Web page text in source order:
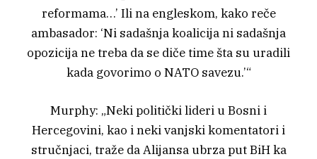
reformama…’ Ili na engleskom, kako reče
ambasador: ‘Ni sadašnja koalicija ni sadašnja
opozicija ne treba da se diče time šta su uradili
kada govorimo o NATO savezu.’“
Murphy: „Neki politički lideri u Bosni i
Hercegovini, kao i neki vanjski komentatori i
stručnjaci, traže da Alijansa ubrza put BiH ka